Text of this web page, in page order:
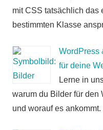
mit CSS tatsächlich das
bestimmten Klasse
WordPress
für deine
Lerne in
warum du Bilder für den
und worauf es ankommt.